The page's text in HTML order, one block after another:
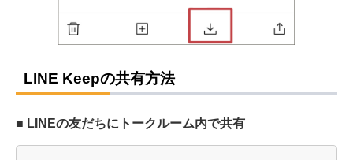
LINE Keepの共有方法
■ LINEの友だちにトークルーム内で共有